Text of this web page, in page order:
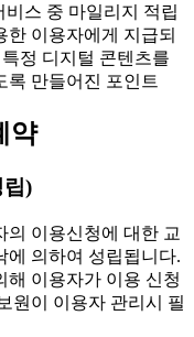
스 중 마일리지 적립
한 이용자에게 지급되
정 디지털 콘텐츠를
록 만들어진 포인트
약
립)
이용신청에 대한 교
에 의하여 성립됩니다.
이용자가 이용 신청
원이 이용자 관리시 필